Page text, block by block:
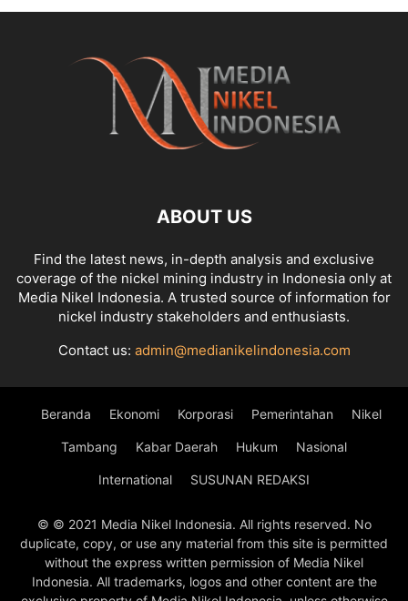
ABOUT US
Find the latest news, in-depth analysis and exclusive
coverage of the nickel mining industry in Indonesia only at
Media Nikel Indonesia. A trusted source of information for
nickel industry stakeholders and enthusiasts.
Contact us: admin@medianikelindonesia.com
Beranda Ekonomi Korporasi Pemerintahan Nikel
Tambang Kabar Daerah Hukum Nasional
International SUSUNAN REDAKSI
© © 2021 Media Nikel Indonesia. All rights reserved. No
duplicate, copy, or use any material from this site is permitted
without the express written permission of Media Nikel
Indonesia. All trademarks, logos and other content are the